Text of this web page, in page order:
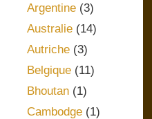
Argentine(3)
Australie(14)
Autriche(3)
Belgique(11)
Bhoutan(1)
Cambodge(1)